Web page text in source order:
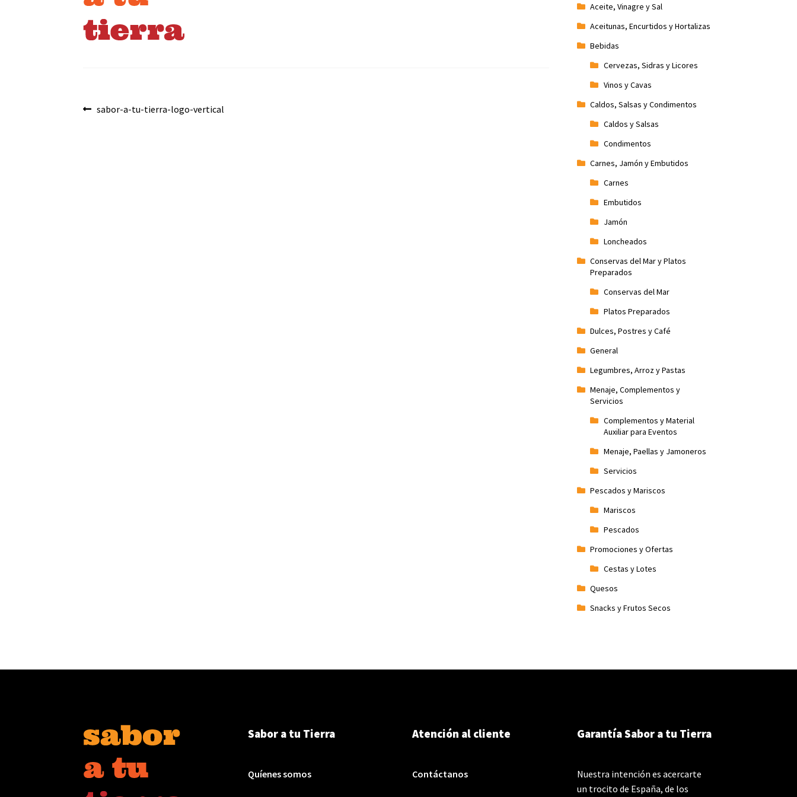
Navegación
Anterior:
sabor-a-tu-tierra-logo-vertical
Aceite, Vinagre y Sal
Aceitunas, Encurtidos y Hortalizas
Bebidas
Cervezas, Sidras y Licores
Vinos y Cavas
Caldos, Salsas y Condimentos
Caldos y Salsas
Condimentos
Carnes, Jamón y Embutidos
Carnes
Embutidos
Jamón
Loncheados
Conservas del Mar y Platos
Preparados
Conservas del Mar
Platos Preparados
Dulces, Postres y Café
General
Legumbres, Arroz y Pastas
Menaje, Complementos y
Servicios
Complementos y Material
Auxiliar para Eventos
Menaje, Paellas y Jamoneros
Servicios
Pescados y Mariscos
Mariscos
Pescados
Promociones y Ofertas
Cestas y Lotes
Quesos
Snacks y Frutos Secos
Sabor a tu Tierra
Quíenes somos
Atención al cliente
Contáctanos
Garantía Sabor a tu Tierra
Nuestra intención es acercarte
un trocito de España, de los